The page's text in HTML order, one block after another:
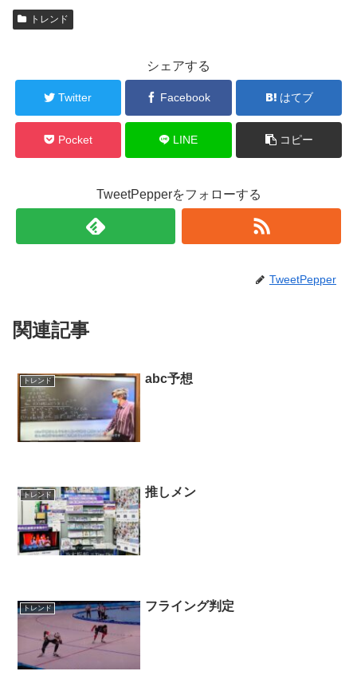
トレンド
シェアする
Twitter Facebook はてブ
Pocket LINE コピー
TweetPepperをフォローする
TweetPepper
関連記事
トレンド abc予想
トレンド 推しメン
トレンド フライング判定